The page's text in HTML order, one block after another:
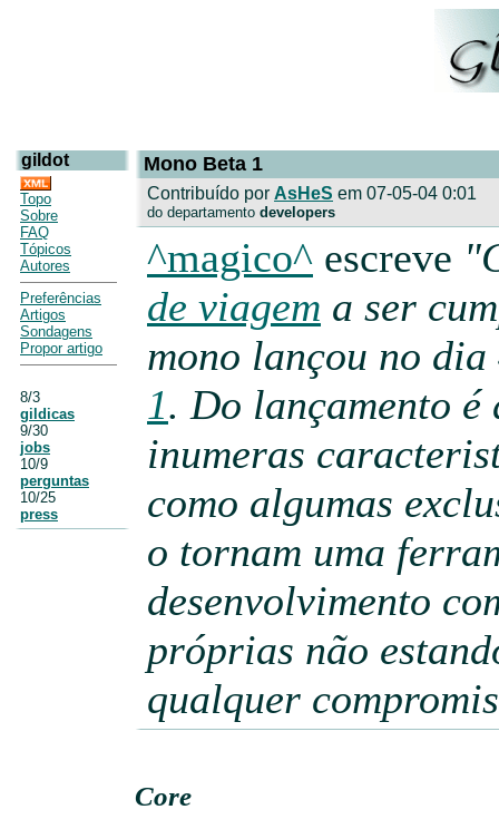
gildot
Topo
Sobre
FAQ
Tópicos
Autores
Preferências
Artigos
Sondagens
Propor artigo
8/3
gildicas
9/30
jobs
10/9
perguntas
10/25
press
Mono Beta 1
Contribuído por AsHeS em 07-05-04 0:01
do departamento developers
^magico^ escreve
de viagem a ser
mono lançou no
1. Do lançamento é
inumeras
como algumas
o tornam uma
desenvolvimento
próprias não
qualquer
Core